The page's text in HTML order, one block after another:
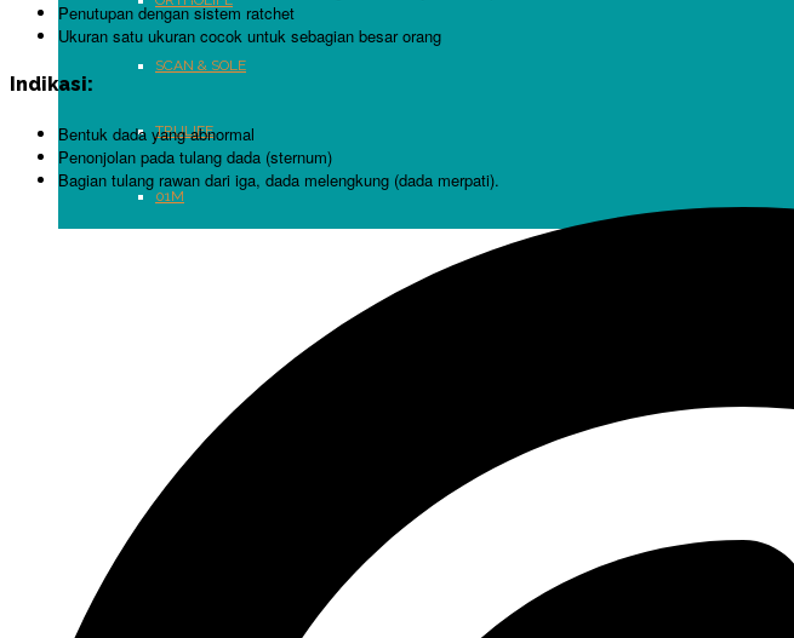
SCAN & SOLE
TRULIFE
01M
Penutupan dengan sistem ratchet
Ukuran satu ukuran cocok untuk sebagian besar orang
Indikasi:
Bentuk dada yang abnormal
Penonjolan pada tulang dada (sternum)
Bagian tulang rawan dari iga, dada melengkung (dada merpati).